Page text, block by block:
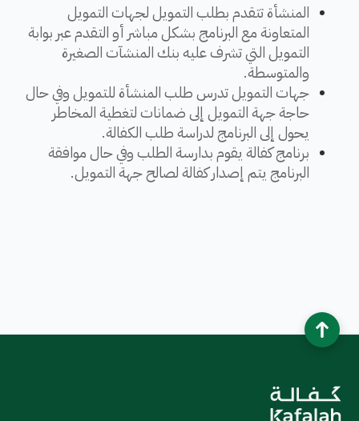
​​​​​المنشأة تتقدم بطلب التمويل لجهات التمويل
المتعاونة مع البرنامج بشكل مباشر أو التقدم عبر بوابة
التمويل التي تشرف عليه بنك المنشآت الصغيرة
والمتوسطة.
جهات التمويل تدرس طلب المنشأة للتمويل وفي حال
حاجة جهة التمويل إلى ضمانات لتغطية المخاطر
يحول إلى البرنامج لدراسة طلب الكفالة.
​برنامج كفالة يقوم بدارسة الطلب وفي حال موافقة
البرنامج يتم إصدار كفالة لصالح جهة التمويل.​